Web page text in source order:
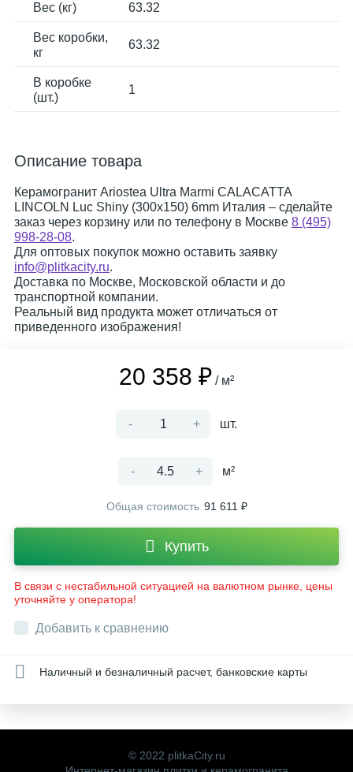
Вес (кг) 63.32
Вес коробки,
кг
63.32
В коробке
(шт.)
1
Описание товара
Керамогранит Ariostea Ultra Marmi CALACATTA
LINCOLN Luc Shiny (300x150) 6mm Италия – сделайте
заказ через корзину или по телефону в Москве 8 (495)
998-28-08.
Для оптовых покупок можно оставить заявку
info@plitkacity.ru.
Доставка по Москве, Московской области и до
транспортной компании.
Реальный вид продукта может отличаться от
приведенного изображения!
20 358 ₽ / м²
- + шт.
- + м²
Общая стоимость 91 611 ₽
Купить
В связи с нестабильной ситуацией на валютном рынке, цены
уточняйте у оператора!
Добавить к сравнению
Наличный и безналичный расчет, банковские карты
© 2022 plitkaCity.ru